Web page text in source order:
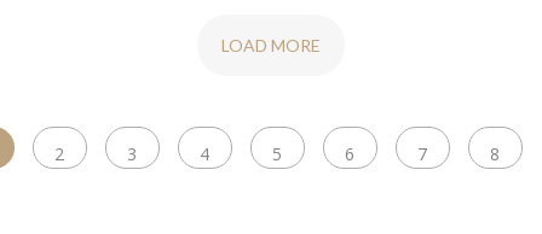
LOAD MORE
2 3 4 5 6 7 8